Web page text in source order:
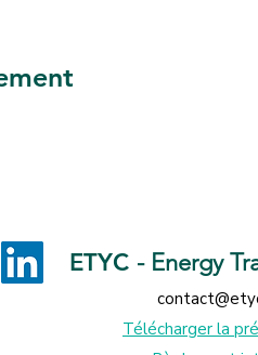
ETYC - Energy
Télécharger la